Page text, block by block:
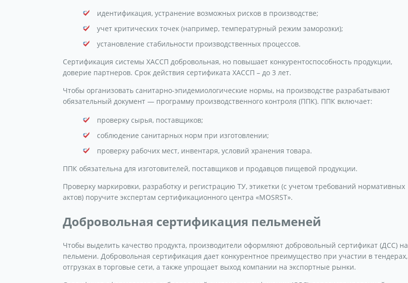
идентификация, устранение возможных рисков в производстве;
учет критических точек (например, температурный режим заморозки);
установление стабильности производственных процессов.
Сертификация системы ХАССП добровольная, но повышает конкурентоспособность продукции,
доверие партнеров. Срок действия сертификата ХАССП – до 3 лет.
Чтобы организовать санитарно-эпидемиологические нормы, на производстве разрабатывают
обязательный документ — программу производственного контроля (ППК). ППК включает:
проверку сырья, поставщиков;
соблюдение санитарных норм при изготовлении;
проверку рабочих мест, инвентаря, условий хранения товара.
ППК обязательна для изготовителей, поставщиков и продавцов пищевой продукции.
Проверку маркировки, разработку и регистрацию ТУ, этикетки (с учетом требований нормативных
актов) поручите экспертам сертификационного центра «MOSRST».
Добровольная сертификация пельменей
Чтобы выделить качество продукта, производители оформляют добровольный сертификат (ДСС) на
пельмени. Добровольная сертификация дает конкурентное преимущество при участии в тендерах,
отгрузках в торговые сети, а также упрощает выход компании на экспортные рынки.